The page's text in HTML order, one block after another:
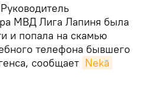
Руководитель
МВД Лига Лапиня была
и попала на скамью
телефона бывшего
сообщает Nekā